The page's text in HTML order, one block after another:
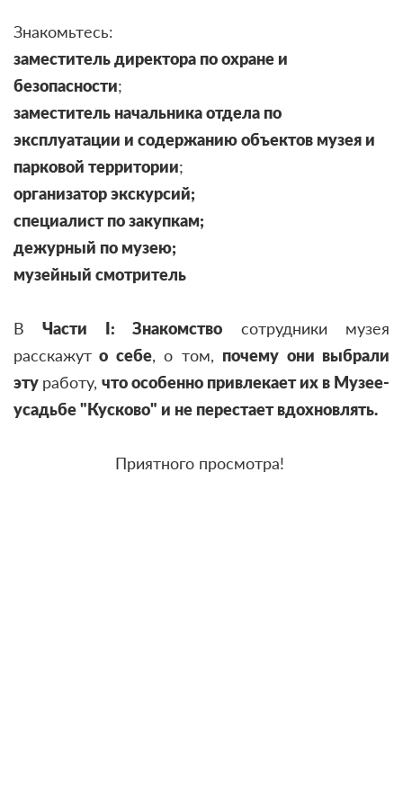
Знакомьтесь:
заместитель директора по охране и
безопасности;
заместитель начальника отдела по
эксплуатации и содержанию объектов музея и
парковой территории;
организатор экскурсий;
специалист по закупкам;
дежурный по музею;
музейный смотритель
ВЧасти I: Знакомство сотрудники музея
расскажут о себе, о том, почему они выбрали
эту работу, что особенно привлекает их в Музее-
усадьбе "Кусково" и не перестает вдохновлять.
Приятного просмотра!